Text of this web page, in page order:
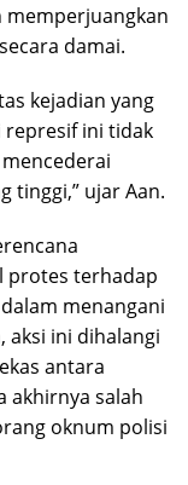
memperjuangkan
damai.
kejadian yang
represif ini tidak
tinggi,” ujar Aan.
protes terhadap
menangani
aksi ini dihalangi
antara
akhirnya salah
oknum polisi